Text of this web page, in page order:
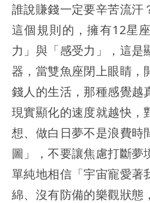
誰說賺錢一定要辛苦流汗
這個規則的，擁有12星
力」與「感受力」，這是
器，當雙魚座閉上眼睛，
錢人的生活，那種感覺越
現實顯化的速度就越快，
想、做白日夢不是浪費時
圖」，不要讓焦慮打斷夢
單純地相信「宇宙寵愛著
綿、沒有防備的樂觀狀態